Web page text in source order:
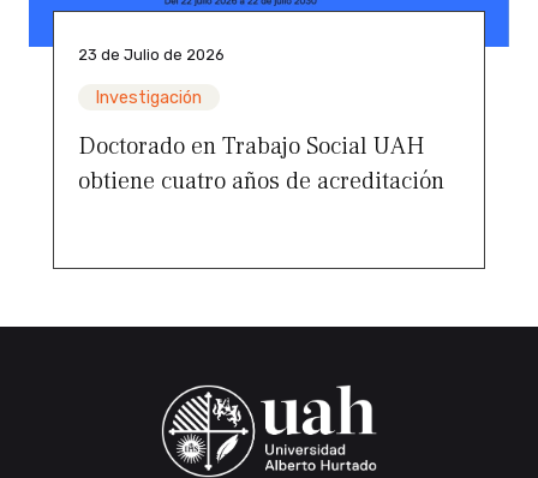
23 de Julio de 2026
Investigación
Doctorado en Trabajo Social UAH
obtiene cuatro años de acreditación